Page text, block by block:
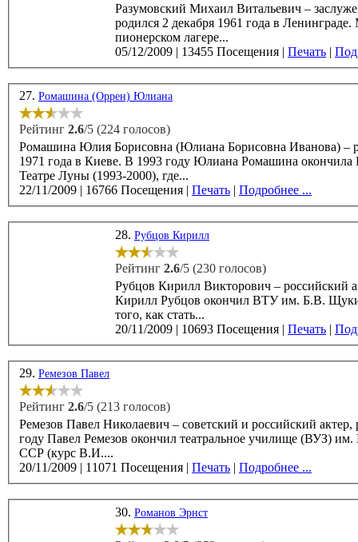
Разумовский Михаил Витальевич –
родился 2 декабря 1961 года в
пионерском лагере...
05/12/2009 | 13455 Посещения | Печать |
27. Ромашина (Оррен) Юлиана
Рейтинг 2.6/5 (224 голосов)
Ромашина Юлия Борисовна (Юлиана Борисовна Иванова) –
1971 года в Киеве. В 1993 году Юлиана Ромашина окончила ВТУ им. Щукина (мастерская А.Г. Бурова) и служила в
Театре Луны (1993-2000), где...
22/11/2009 | 16766 Посещения | Печать | Подробнее ...
28. Рубцов Кирилл
Рейтинг 2.6/5 (230 голосов)
Рубцов Кирилл Викторович – российский актер
Кирилл Рубцов окончил ВТУ им. Б.В.
того, как стать...
20/11/2009 | 10693 Посещения | Печать |
29. Ремезов Павел
Рейтинг 2.6/5 (213 голосов)
Ремезов Павел Николаевич – советский и российский актер,
году Павел Ремезов окончил театральное училище (ВУЗ)
ССР (курс В.И....
20/11/2009 | 11071 Посещения | Печать | Подробнее ...
30. Романов Эрнст